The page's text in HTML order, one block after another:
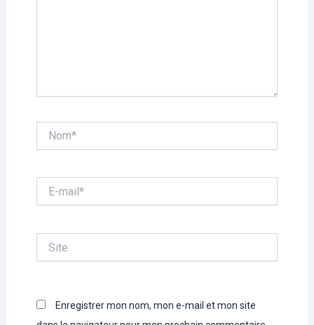
mail*
Enregistrer mon nom, mon e-mail et mon site